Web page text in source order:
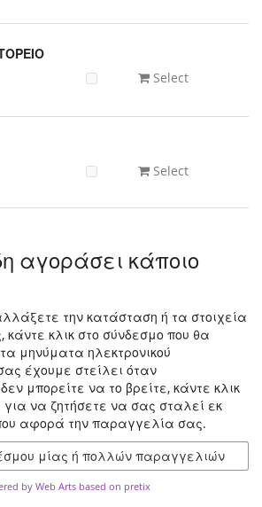
Select
Select
αγοράσει κάποιο
την κατάσταση ή τα στοιχεία
κλικ στο σύνδεσμο που θα
μηνύματα ηλεκτρονικού
έχουμε στείλει όταν
μπορείτε να το βρείτε, κάντε κλικ
για να ζητήσετε να σας σταλεί εκ
αφορά την παραγγελία σας.
μίας ή πολλών παραγγελιών
by Web Arts based on pretix